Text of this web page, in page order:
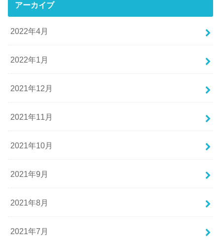
アーカイブ
2022年4月
2022年1月
2021年12月
2021年11月
2021年10月
2021年9月
2021年8月
2021年7月